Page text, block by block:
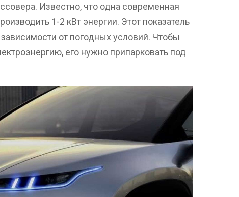
Известно, что одна современная
1-2 кВт энергии. Этот показатель
от погодных условий. Чтобы
его нужно припарковать под